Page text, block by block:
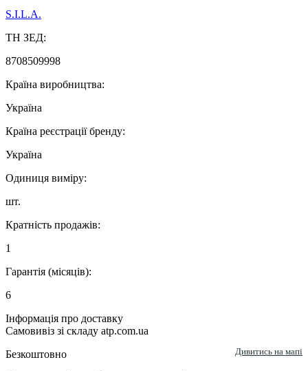
S.I.L.A.
ТН ЗЕД:
8708509998
Країна виробництва:
Україна
Країна реєстрації бренду:
Україна
Одиниця виміру:
шт.
Кратність продажів:
1
Гарантія (місяців):
6
Інформація про доставку
Самовивіз зі складу atp.com.ua
Безкоштовно
Дивитись на мапі